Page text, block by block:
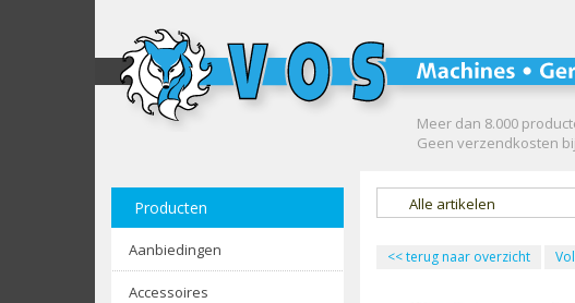
Meer dan 8.000
Geen verzendkosten
Producten
Aanbiedingen
Accessoires
Alle artikelen
<<terug naar overzicht